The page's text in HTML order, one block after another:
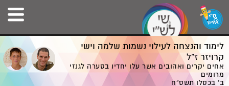
לימוד והנצחה לעילוי נשמות שלמה וישי
קרויזר ז”ל
אחים יקרים ואהובים אשר עלו יחדיו בסערה לגנזי
מרומים
ב' בכסלו תשס”ח